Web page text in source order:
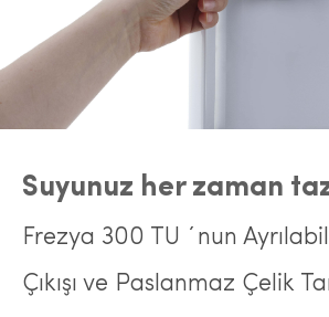
Suyunuz her zaman
Frezya 300 TU ´nun
Çıkışı ve Paslanmaz Çelik